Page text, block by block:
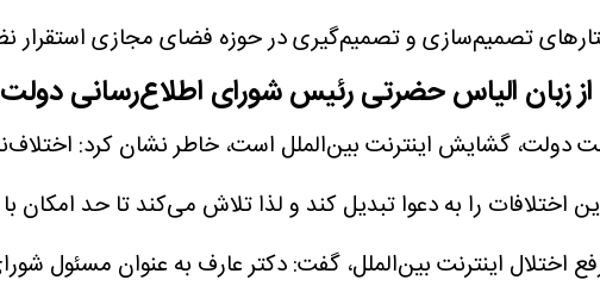
تصمیم‌سازی و تصمیم‌گیری در حوزه فضای مجازیاستقرار
از زبان الیاس حضرتی رئیس شورای اطلاع‌رسانی دولت
دولت، گشایش اینترنت بین‌الملل است، خاطر نشان کرد:
را به دعوا تبدیل کند و لذا تلاش می‌کند تا حد امکان
اینترنت بین‌الملل، گفت: دکتر عارف به عنوان مسئول